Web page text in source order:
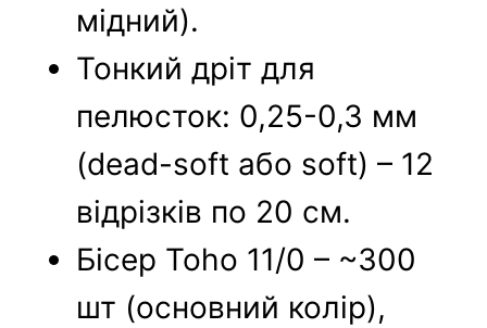
мідний).
Тонкий дріт для
пелюсток: 0,25-0,3 мм
(dead-soft або soft) – 12
відрізків по 20 см.
Бісер Toho 11/0 – ~300
шт (основний колір),